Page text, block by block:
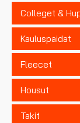
Colleget &
Kauluspaidat
Fleecet
Housut
Takit